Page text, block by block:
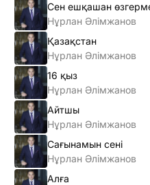
Сен ешқашан
Нұрлан Әлімжанов
Қазақстан
Нұрлан Әлімжанов
16 қыз
Нұрлан Әлімжанов
Айтшы
Нұрлан Әлімжанов
Сағынамын сені
Нұрлан Әлімжанов
Алға